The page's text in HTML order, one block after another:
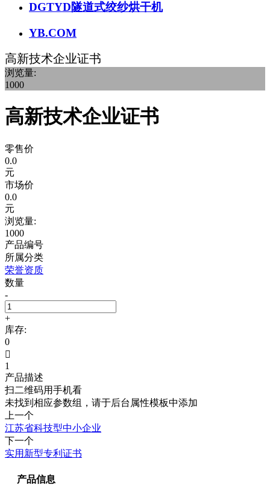
DGTYD隧道式绞纱烘干机
YB.COM
高新技术企业证书
浏览量:
1000
高新技术企业证书
零售价
0.0
元
市场价
0.0
元
浏览量:
1000
产品编号
所属分类
荣誉资质
数量
-
+
库存:
0

1
产品描述
扫二维码用手机看
未找到相应参数组，请于后台属性模板中添加
上一个
江苏省科技型中小企业
下一个
实用新型专利证书
产品信息